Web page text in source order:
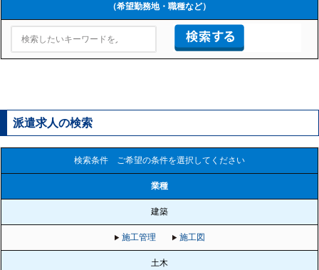
（希望勤務地・職種など）
派遣求人の検索
検索条件 ご希望の条件を選択してください
業種
建築
施工管理 施工図
土木